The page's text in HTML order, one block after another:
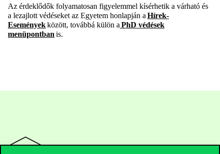
Az érdeklődők folyamatosan figyelemmel kísérhetik a várható és
a lezajlott védéseket az Egyetem honlapján a Hírek-
Eseményekközött, továbbá külön a PhD védések
menüpontban is.